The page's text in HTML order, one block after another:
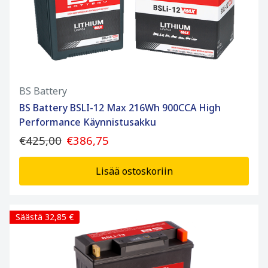
BS Battery
BS Battery BSLI-12 Max 216Wh 900CCA High
Performance Käynnistusakku
€425,00 €386,75
Lisää ostoskoriin
Säästä 32,85 €